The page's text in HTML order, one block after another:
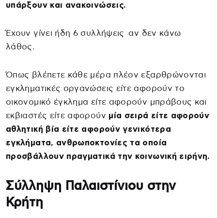
υπάρξουν και ανακοινώσεις.
Έχουν γίνει ήδη 6 συλλήψεις αν δεν κάνω
λάθος.
Όπως βλέπετε κάθε μέρα πλέον εξαρθρώνονται
εγκληματικές οργανώσεις είτε αφορούν το
οικονομικό έγκλημα είτε αφορούν μπράβους και
εκβιαστές είτε αφορούν μία σειρά είτε αφορούν
αθλητική βία είτε αφορούν γενικότερα
εγκλήματα, ανθρωποκτονίες τα οποία
προσβάλλουν πραγματικά την κοινωνική ειρήνη.
Σύλληψη Παλαιστίνιου στην
Κρήτη